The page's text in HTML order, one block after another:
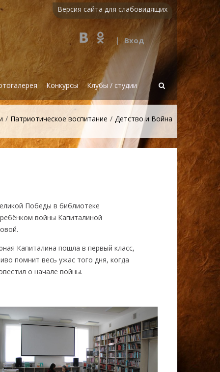
Версия сайта для слабовидящих
| Вход
Конкурсы Клубы / студии
Показать
поиска
Патриотическое воспитание Детство и Война
Победы в библиотеке
войны Капиталиной
Капиталина пошла в первый класс,
помнит весь ужас того дня, когда
о начале войны.